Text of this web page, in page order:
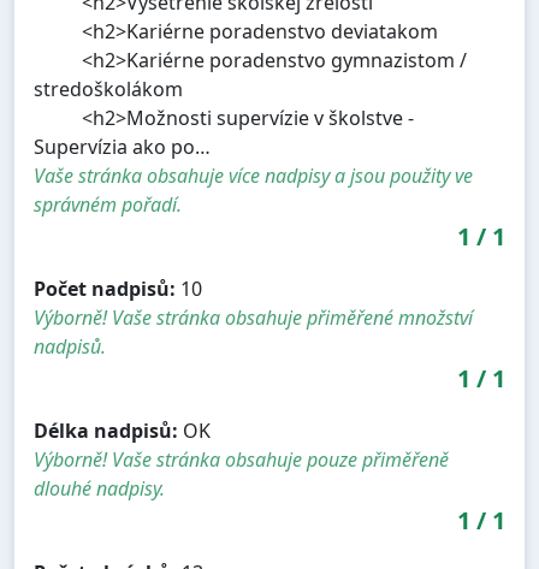
<h2>Kariérne poradenstvo deviatakom
<h2>Kariérne poradenstvo gymnazistom /
stredoškolákom
<h2>Možnosti supervízie v školstve -
Supervízia ako po…
Vaše stránka obsahuje více nadpisy a jsou použity ve
správném pořadí.
1 / 1
Počet nadpisů: 10
Výborně! Vaše stránka obsahuje přiměřené množství
nadpisů.
1 / 1
Délka nadpisů: OK
Výborně! Vaše stránka obsahuje pouze přiměřeně
dlouhé nadpisy.
1 / 1